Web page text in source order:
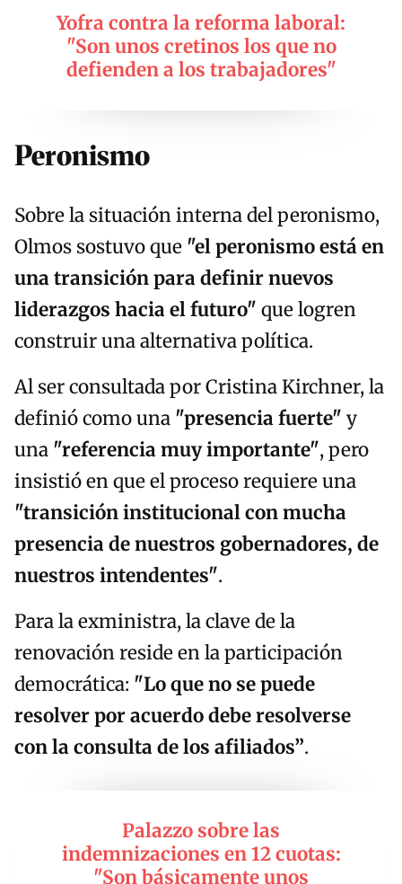
Yofra contra la reforma laboral:
"Son unos cretinos los que no
defienden a los trabajadores"
Peronismo
Sobre la situación interna del peronismo,
Olmos sostuvo que "el peronismo está en
una transición para definir nuevos
liderazgos hacia el futuro" que logren
construir una alternativa política.
Al ser consultada por Cristina Kirchner, la
definió como una "presencia fuerte" y
una "referencia muy importante", pero
insistió en que el proceso requiere una
"transición institucional con mucha
presencia de nuestros gobernadores, de
nuestros intendentes".
Para la exministra, la clave de la
renovación reside en la participación
democrática: "Lo que no se puede
resolver por acuerdo debe resolverse
con la consulta de los afiliados”.
Palazzo sobre las
indemnizaciones en 12 cuotas:
"Son básicamente unos